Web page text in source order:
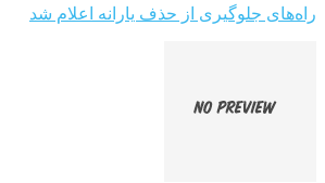
راه‌های جلوگیری از حذف یارانه اعلام شد